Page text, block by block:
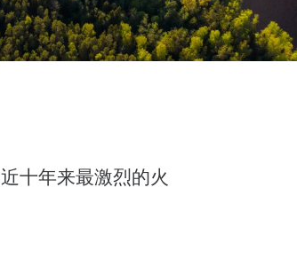
十年来最激烈的火